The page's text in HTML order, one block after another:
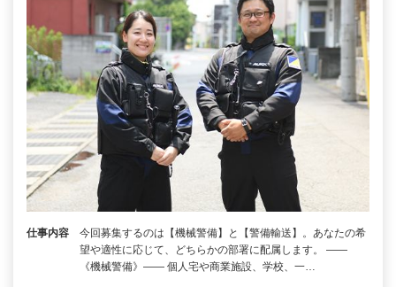
仕事内容
今回募集するのは【機械警備】と【警備輸送】。あなたの希
望や適性に応じて、どちらかの部署に配属します。 ――
《機械警備》―― 個人宅や商業施設、学校、一…